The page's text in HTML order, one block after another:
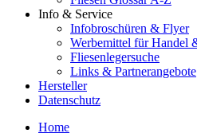
Info & Service
Infobroschüren & Flyer
Werbemittel für Handel
Fliesenlegersuche
Links & Partnerangebote
Hersteller
Datenschutz
Home